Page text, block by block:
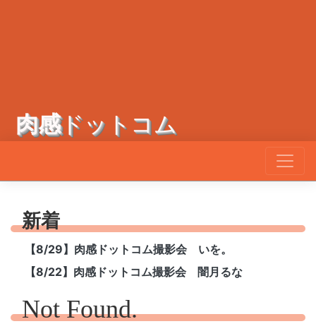
肉感ドットコム
新着
【8/29】肉感ドットコム撮影会 いを。
【8/22】肉感ドットコム撮影会 闇月るな
Not Found.